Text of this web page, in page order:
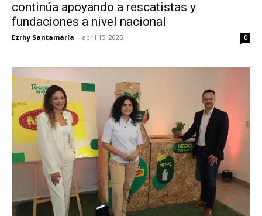
continúa apoyando a rescatistas y
fundaciones a nivel nacional
Ezrhy Santamaría - abril 15, 2025 0